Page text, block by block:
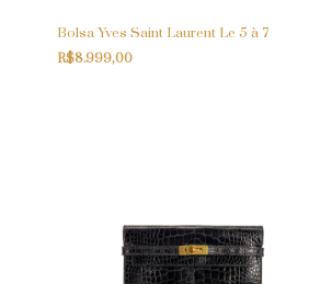
Bolsa Yves Saint Laurent Le 5 à 7
R$8.999,00